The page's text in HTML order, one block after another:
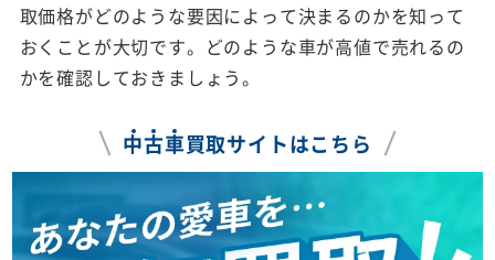
取価格がどのような要因によって決まるのかを知って
おくことが大切です。どのような車が高値で売れるの
かを確認しておきましょう。
中古車買取サイトはこちら